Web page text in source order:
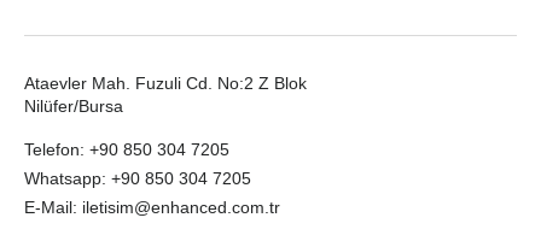
Ataevler Mah. Fuzuli Cd. No:2 Z Blok
Nilüfer/Bursa
Telefon: +90 850 304 7205
Whatsapp: +90 850 304 7205
E-Mail: iletisim@enhanced.com.tr